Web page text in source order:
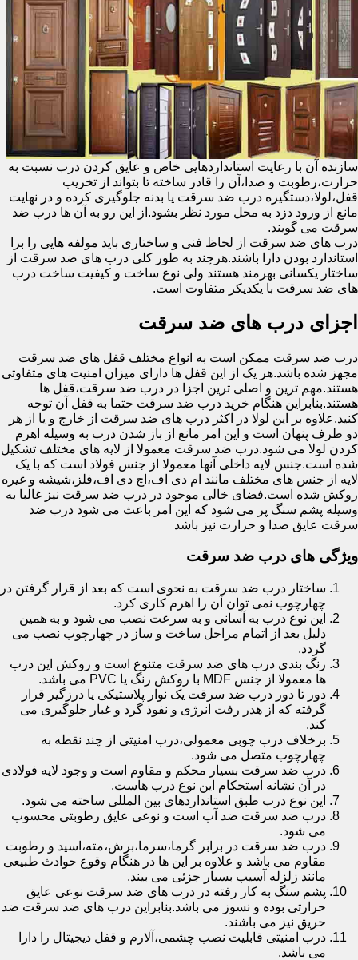
سازنده آن با رعایت استانداردهایی خاص و عایق کردن درب نسبت به
حرارت،رطوبت و صدا،آن را قادر ساخته تا بتواند از تخریب
قفل،لولا،دستگیره درب ضد سرقت یا بدنه جلوگیری کرده و در نهایت
مانع از ورود دزد به محل مورد نظر بشود.از این رو به آن ها درب ضد
سرقت می گویند.
درب های ضد سرقت از لحاظ فنی و ساختاری باید مولفه هایی را برا
استاندارد بودن دارا باشند.هرچند به طور کلی درب های ضد سرقت از
ساختار یکسانی بهرمند هستند ولی نوع ساخت و کیفیت ساخت درب
های ضد سرقت با یکدیکر متفاوت است.
اجزای درب های ضد سرقت
درب ضد سرقت ممکن است به انواع مختلف قفل های ضد سرقت
مجهز شده باشد.هر یک از این قفل ها دارای میزان امنیت های متفاوتی
هستند.مهم ترین و اصلی ترین اجزا در درب ضد سرقت،قفل ها
هستند.بنابراین هنگام خرید درب ضد سرقت حتما به قفل آن توجه
کنید.علاوه بر این لولا در اکثر درب های ضد سرقت از خارج و یا از هر
دو طرف پنهان است و این امر مانع از باز شدن درب به وسیله اهرم
کردن لولا می شود.درب ضد سرقت معمولا از لایه های مختلف تشکیل
شده است.جنس لایه داخلی آنها معمولا از جنس فولاد است که با یک
لایه از جنس های مختلف مانند ام دی اف،اچ دی اف،فلز،شیشه و غیره
روکش شده است.فضای خالی موجود در درب ضد سرقت نیز غالبا به
وسیله پشم سنگ پر می شود که این امر باعث می شود درب ضد
سرقت عایق صدا و حرارت نیز باشد
ویژگی های درب ضد سرقت
ساختار درب ضد سرقت به نحوی است که بعد از قرار گرفتن در
چهارچوب نمی توان آن را اهرم کاری کرد.
این نوع درب به آسانی و به سرعت نصب می شود و به همین
دلیل بعد از اتمام مراحل ساخت و ساز در چهارچوب نصب می
گردد.
رنگ بندی درب های ضد سرقت متنوع است و روکش این درب
ها معمولا از جنس MDF با روکش رنگ یا PVC می باشد.
دور تا دور درب ضد سرقت یک نوار پلاستیکی یا درزگیر قرار
گرفته که از هدر رفت انرژی و نفوذ گرد و غبار جلوگیری می
کند.
برخلاف درب چوبی معمولی،درب امنیتی از چند نقطه به
چهارچوب متصل می شود.
درب ضد سرقت بسیار محکم و مقاوم است و وجود لایه فولادی
در آن نشانه استحکام این نوع درب هاست.
این نوع درب طبق استانداردهای بین المللی ساخته می شود.
درب ضد سرقت ضد آب است و نوعی عایق رطوبتی محسوب
می شود.
درب ضد سرقت در برابر گرما،سرما،برش،مته،اسید و رطوبت
مقاوم می باشد و علاوه بر این ها در هنگام وقوع حوادث طبیعی
مانند زلزله آسیب بسیار جزئی می بیند.
پشم سنگ به کار رفته در درب های ضد سرقت نوعی عایق
حرارتی بوده و نسوز می باشد.بنابراین درب های ضد سرقت ضد
حریق نیز می باشند.
درب امنیتی قابلیت نصب چشمی،آلارم و قفل دیجیتال را دارا
می باشد.